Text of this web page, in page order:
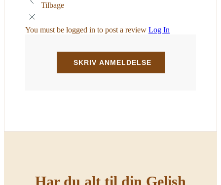
Tilbage
You must be logged in to post a review Log In
Har du alt til din Gelish